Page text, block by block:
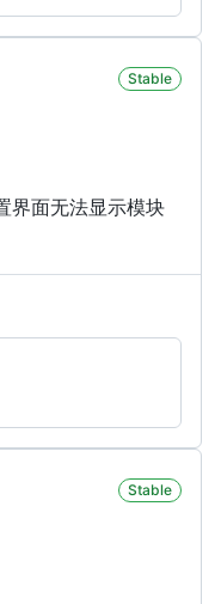
Stable
界面无法显示模块
Stable